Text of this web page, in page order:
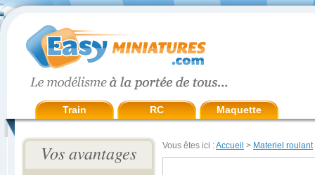
Train RC Maquette
Vos avantages Vous êtes ici :Accueil > Materiel roulant